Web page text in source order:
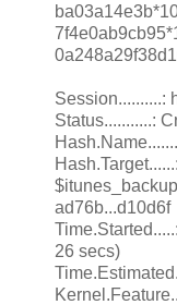
Session..........:
Status...........:
Hash.Target......:
ad76b...d10d6f
26 secs)